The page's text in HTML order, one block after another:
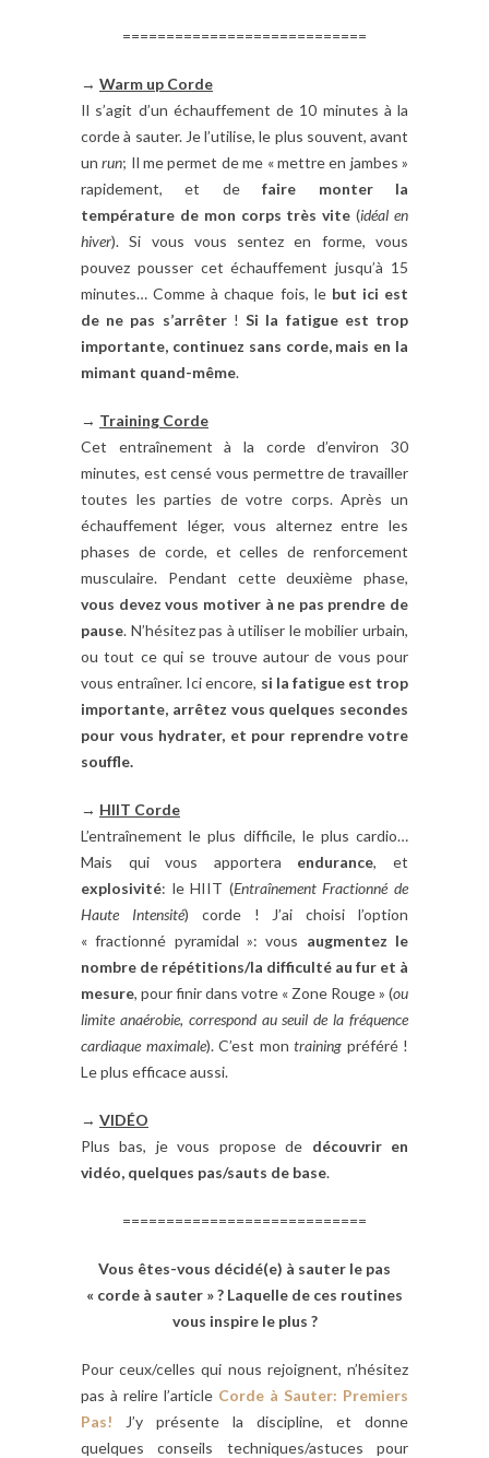
============================
→ Warm up Corde
Il s’agit d’un échauffement de 10 minutes à la
corde à sauter. Je l’utilise, le plus souvent, avant
unrun; Il me permet de me « mettre en jambes »
rapidement, et defaire monter la
température de mon corps très vite (idéal en
hiver). Si vous vous sentez en forme, vous
pouvez pousser cet échauffement jusqu’à 15
minutes… Comme à chaque fois, le but ici est
de ne pas s’arrêter!Si la fatigue est trop
importante, continuez sans corde, mais en la
mimant quand-même.
→ Training Corde
Cet entraînement à la corde d’environ 30
minutes, est censé vous permettre de travailler
toutes les parties de votre corps. Après un
échauffement léger, vous alternez entre les
phases de corde, et celles de renforcement
musculaire. Pendant cette deuxième phase,
vous devez vous motiver à ne pas prendre de
pause. N’hésitez pas à utiliser le mobilier urbain,
ou tout ce qui se trouve autour de vous pour
vous entraîner. Ici encore, si la fatigue est trop
importante, arrêtez vous quelques secondes
pour vous hydrater, et pour reprendre votre
souffle.
→ HIIT Corde
L’entraînement le plus difficile, le plus cardio…
Mais qui vous apportera endurance, et
explosivité: le HIIT (Entraînement Fractionné de
Haute Intensité) corde ! J’ai choisi l’option
« fractionné pyramidal »: vous augmentez le
nombre de répétitions/la difficulté au fur et à
mesure, pour finir dans votre « Zone Rouge » (ou
limite anaérobie, correspond au seuil de la fréquence
cardiaque maximale). C’est mon training préféré !
Le plus efficace aussi.
→ VIDÉO
Plus bas, je vous propose de découvrir en
vidéo, quelques pas/sauts de base.
============================
Vous êtes-vous décidé(e) à sauter le pas
« corde à sauter » ? Laquelle de ces routines
vous inspire le plus ?
Pour ceux/celles qui nous rejoignent, n’hésitez
pas à relire l’article Corde à Sauter: Premiers
Pas! J’y présente la discipline, et donne
quelques conseils techniques/astuces pour